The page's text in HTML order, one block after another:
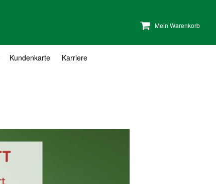
Mein Warenkorb
Kundenkarte Karriere